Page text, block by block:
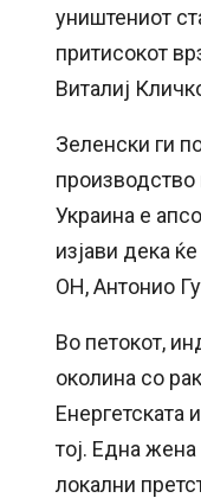
уништениот
притисокот
Виталиј
Зеленски ги
производство
Украина е
изјави дека
ОН, Антонио
Во петокот,
околина со
Енергетската
тој. Една
локални